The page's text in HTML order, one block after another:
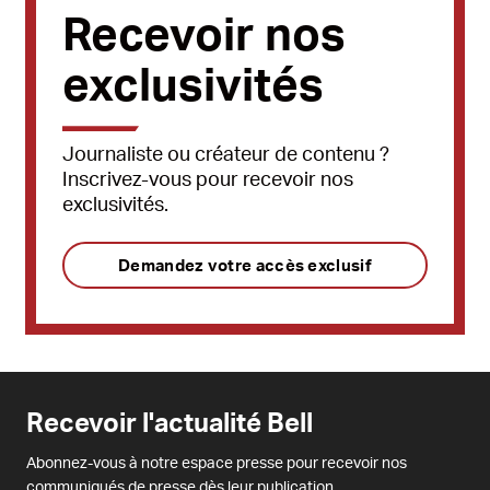
Recevoir nos
exclusivités
Journaliste ou créateur de contenu ?
Inscrivez-vous pour recevoir nos
exclusivités.
Demandez votre accès exclusif
Recevoir l'actualité Bell
Abonnez-vous à notre espace presse pour recevoir nos